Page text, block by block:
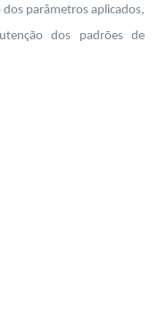
parâmetros aplicados,
dos padrões de